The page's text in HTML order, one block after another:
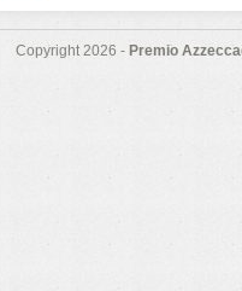
Copyright 2026 - Premio